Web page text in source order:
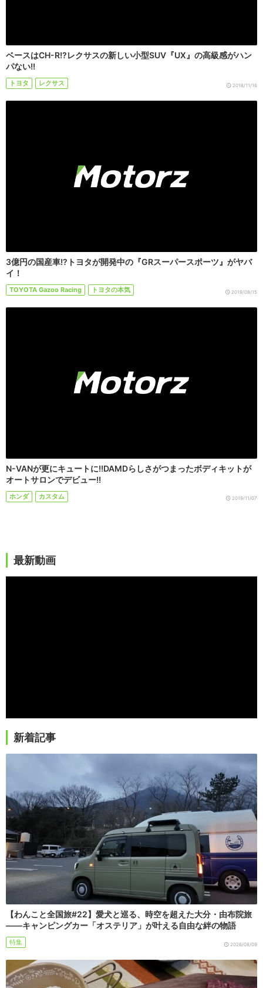
ベースはCH-R!?レクサスの新しい小型SUV『UX』の高級感がハン
パない!!
トヨタ レクサス 2018/11/16
3億円の国産車!?トヨタが開発中の『GRスーパースポーツ』がヤバ
イ！
TOYOTA Gazoo Racing トヨタの本気 2019/08/15
N-VANが更にキュートに!!DAMDらしさがつまったボディキットが
オートサロンでデビュー!!
ホンダ カスタム 2019/11/07
最新動画
新着記事
【わんこと全国旅#22】愛犬と巡る、時空を超えた大分・由布院旅
――キャンピングカー「オステリア」が叶える自由な絆の物語
特集 2026/08/09